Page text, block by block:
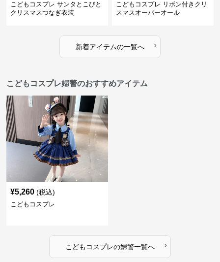
こどもコスプレ サンタとこびと
クリスマスつなぎ衣装
こどもコスプレ リボン付きクリ
スマスオーバーオール
新着アイテムの一覧へ ›
こどもコスプレ婦警のおすすめアイテム
¥5,260 (税込)
こどもコスプレ
こどもコスプレの婦警一覧へ ›